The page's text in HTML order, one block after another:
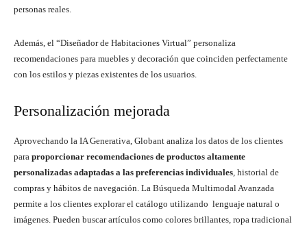
personas reales.
Además, el “Diseñador de Habitaciones Virtual” personaliza
recomendaciones para muebles y decoración que coinciden perfectamente
con los estilos y piezas existentes de los usuarios.
Personalización mejorada
Aprovechando la IA Generativa, Globant analiza los datos de los clientes
para proporcionar recomendaciones de productos altamente
personalizadas adaptadas a las preferencias individuales, historial de
compras y hábitos de navegación. La Búsqueda Multimodal Avanzada
permite a los clientes explorar el catálogo utilizando lenguaje natural o
imágenes. Pueden buscar artículos como colores brillantes, ropa tradicional